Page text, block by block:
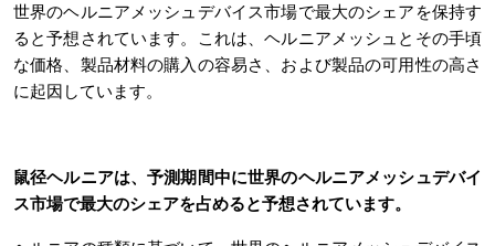
世界のヘルニアメッシュデバイス市場で最大のシェアを保持す
ると予想されています。これは、ヘルニアメッシュとその手頃
な価格、製品材料の購入の容易さ、および製品の可用性の高さ
に起因しています。
鼠径ヘルニアは、予測期間中に世界のヘルニアメッシュデバイ
ス市場で最大のシェアを占めると予想されています。